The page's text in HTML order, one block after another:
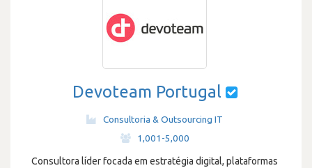
Devoteam Portugal
Consultoria & Outsourcing IT
1,001-5,000
Consultora líder focada em estratégia digital, plataformas